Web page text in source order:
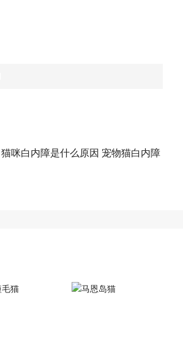
猫咪白内障是什么原因 宠物猫白内障